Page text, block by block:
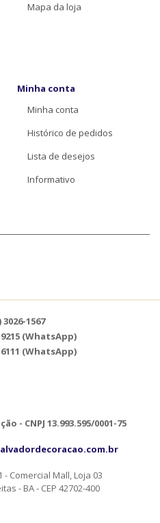
Mapa da loja
Minha conta
Minha conta
Histórico de pedidos
Lista de desejos
Informativo
3026-1567
9215 (WhatsApp)
6111 (WhatsApp)
- CNPJ 13.993.595/0001-75
- Comercial Mall, Loja 03
- BA - CEP 42702-400